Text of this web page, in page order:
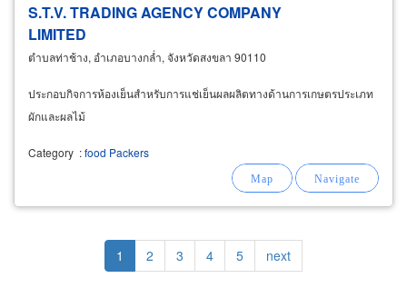
S.T.V. TRADING AGENCY COMPANY
LIMITED
ตำบลท่าช้าง, อำเภอบางกล่ำ, จังหวัดสงขลา 90110
ประกอบกิจการห้องเย็นสำหรับการแช่เย็นผลผลิตทางด้านการเกษตรประเภท
ผักและผลไม้
Category :food Packers
Pagination Current
page
1 Page
2 Page
3 Page
4 Page
5
Next
page
next